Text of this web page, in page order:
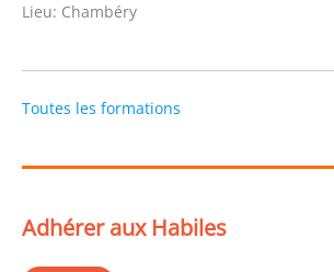
Lieu: Chambéry
Toutes les formations
Adhérer aux Habiles